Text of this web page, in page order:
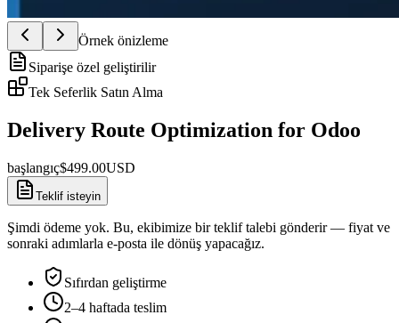
Örnek önizleme
Siparişe özel geliştirilir
Tek Seferlik Satın Alma
Delivery Route Optimization for Odoo
başlangıç$499.00USD
Teklif isteyin
Şimdi ödeme yok. Bu, ekibimize bir teklif talebi gönderir — fiyat ve
sonraki adımlarla e-posta ile dönüş yapacağız.
Sıfırdan geliştirme
2–4 haftada teslim